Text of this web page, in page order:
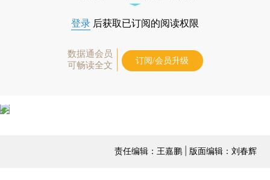
登录 后获取已订阅的阅读权限
数据通会员
可畅读全文
订阅/会员升级
责任编辑：王嘉鹏 | 版面编辑：刘春辉